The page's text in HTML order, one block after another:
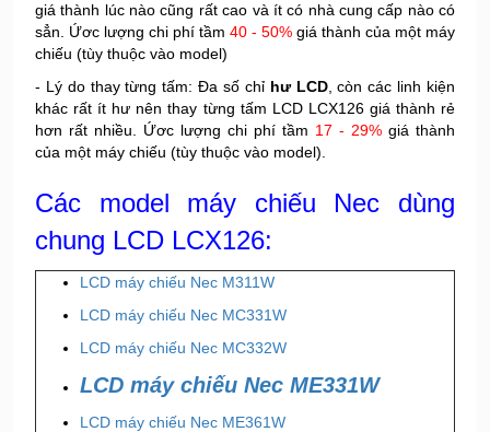
giá thành lúc nào cũng rất cao và ít có nhà cung cấp nào có
sẳn. Ứơc lượng chi phí tầm 40 - 50% giá thành của một máy
chiếu (tùy thuộc vào model)
- Lý do thay từng tấm: Đa số chỉ hư LCD, còn các linh kiện
khác rất ít hư nên thay từng tấm LCD LCX126 giá thành rẻ
hơn rất nhiều. Ứơc lượng chi phí tầm 17 - 29% giá thành
của một máy chiếu (tùy thuộc vào model).
Các model máy chiếu Nec dùng
chung LCD LCX126:
LCD máy chiếu Nec M311W
LCD máy chiếu Nec MC331W
LCD máy chiếu Nec MC332W
LCD máy chiếu Nec ME331W
LCD máy chiếu Nec ME361W